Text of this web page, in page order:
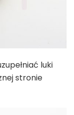
luki
stronie